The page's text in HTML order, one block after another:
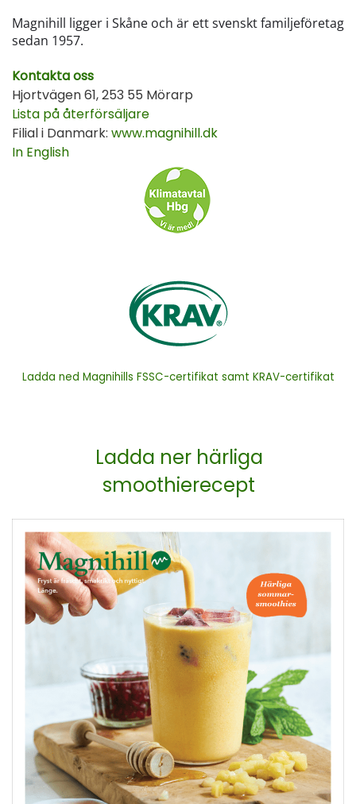
Magnihill ligger i Skåne och är ett svenskt familjeföretag
sedan 1957.
Kontakta oss
Hjortvägen 61, 253 55 Mörarp
Lista på återförsäljare
Filial i Danmark: www.magnihill.dk
In English
Ladda ned Magnihills FSSC-certifikat samt KRAV-certifikat
Ladda ner härliga
smoothierecept